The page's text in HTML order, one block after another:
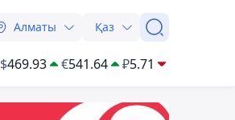
Алматы Қаз
$469.93 €541.64 ₽5.71